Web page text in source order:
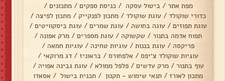
מפת אתר / ביטול עסקה / כניסת ספקים / מתכונים /
כדורי שוקולד / עוגת שוקולד / מתכון לפנקייק / מתכון לפיצה /
עוגת תפוזים / עוגה בחושה / עוגת שמרים / עוגת ביסקוויטים /
תפוח אדמה בתנור / שקשוקה / עוגת מספרים / מרק אפונה /
פריקסה / עוגת בננות / עוגיות טחינה / עוגיות חמאה /
עוגיות שוקולד צ׳יפס / אלפחורס / בראוניז / דג מרוקאי /
עוף בתנור / מרק עדשים / פלפל ממולא / עוגת גבינה אפויה /
מתכון לאורז / תנאי שימוש - תקנון / תכנית בישול / אסאדו